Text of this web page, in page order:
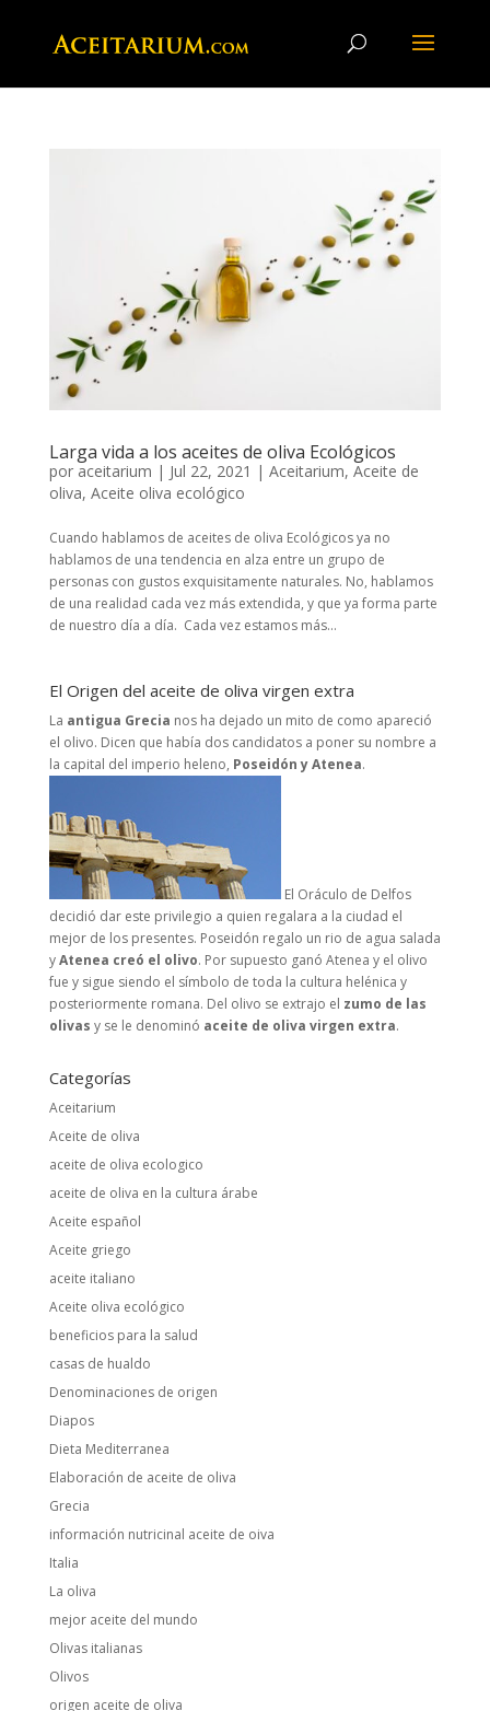
Larga vida a los aceites de oliva Ecológicos
por aceitarium | Jul 22, 2021 | Aceitarium, Aceite de
oliva, Aceite oliva ecológico
Cuando hablamos de aceites de oliva Ecológicos ya no
hablamos de una tendencia en alza entre un grupo de
personas con gustos exquisitamente naturales. No, hablamos
de una realidad cada vez más extendida, y que ya forma parte
de nuestro día a día. Cada vez estamos más...
El Origen del aceite de oliva virgen extra
La antigua Grecia nos ha dejado un mito de como apareció
el olivo. Dicen que había dos candidatos a poner su nombre a
la capital del imperio heleno, Poseidón y Atenea.
El Oráculo de Delfos
decidió dar este privilegio a quien regalara a la ciudad el
mejor de los presentes. Poseidón regalo un rio de agua salada
yAtenea creó el olivo. Por supuesto ganó Atenea y el olivo
fue y sigue siendo el símbolo de toda la cultura helénica y
posteriormente romana. Del olivo se extrajo el zumo de las
olivas y se le denominó aceite de oliva virgen extra.
Categorías
Aceitarium
Aceite de oliva
aceite de oliva ecologico
aceite de oliva en la cultura árabe
Aceite español
Aceite griego
aceite italiano
Aceite oliva ecológico
beneficios para la salud
casas de hualdo
Denominaciones de origen
Diapos
Dieta Mediterranea
Elaboración de aceite de oliva
Grecia
información nutricinal aceite de oiva
Italia
La oliva
mejor aceite del mundo
Olivas italianas
Olivos
origen aceite de oliva